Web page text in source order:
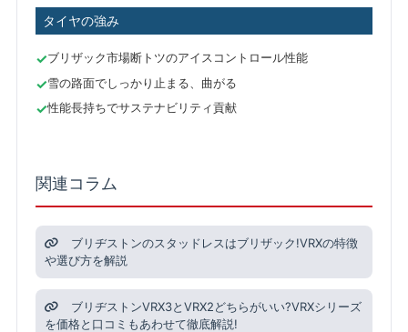
タイヤの強み
ブリザック市場断トツのアイスコントロール性能
雪の路面でしっかり止まる、曲がる
性能長持ちでサステナビリティ貢献
関連コラム
ブリヂストンのスタッドレスはブリザック!VRXの特徴
や選び方を解説
ブリヂストンVRX3とVRX2どちらがいい?VRXシリーズ
を価格と口コミもあわせて徹底解説!